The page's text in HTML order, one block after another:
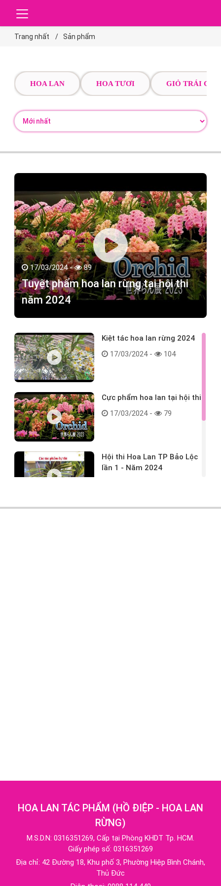
Trang nhất Sản phẩm
HOA LAN HOA TƯƠI GIỎ TRÁI CÂY
17/03/2024 - 89
Tuyệt phẩm hoa lan rừng tại hội thi
năm 2024
Kiệt tác hoa lan rừng 2024
17/03/2024 -
104
Cực phẩm hoa lan tại hội thi
17/03/2024 -
79
Hội thi Hoa Lan TP Bảo Lộc
lần 1 - Năm 2024
HOA LAN TÁC PHẨM (HỒ ĐIỆP - HOA LAN
RỪNG)
M.S.D.N: 0316351269, Cấp tại Phòng KHDT Tp. HCM.
Giấy phép số: 0316351269
Địa chỉ: 42 Đường 18, Khu phố 3, Phường Hiệp Bình Chánh,
Thủ Đức